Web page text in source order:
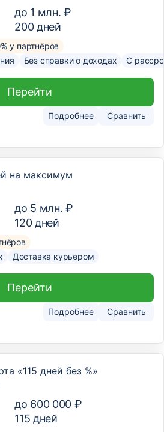
до 1 млн. ₽
200дней
у партнёров
Без справки о доходах С
Подробнее Сравнить
Перейти
на максимум
до 5 млн. ₽
120дней
Доставка курьером
Подробнее Сравнить
Перейти
«115 дней без %»
до 600 000 ₽
115 дней